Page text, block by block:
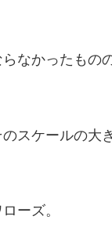
なかったもの
スケールの大
ーズ。